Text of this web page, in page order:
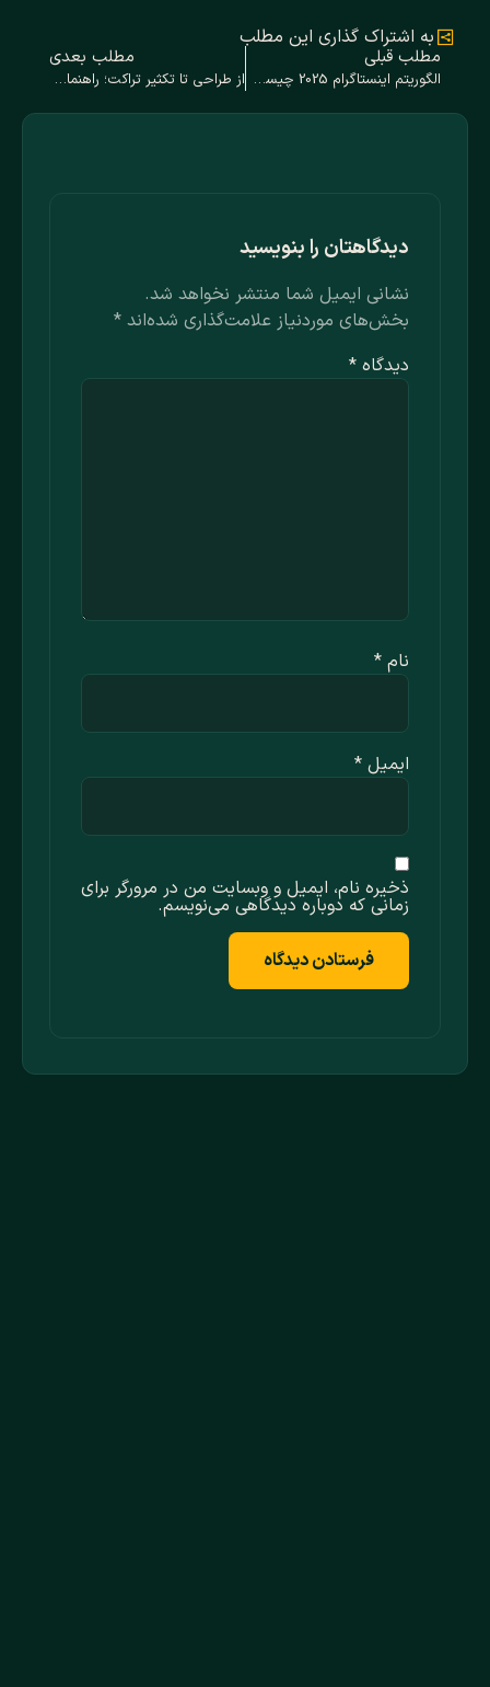
به اشتراک گذاری این مطلب
مطلب قبلی
الگوریتم اینستاگرام 2025 چیست و چگونه محتوای شما را رتبه‌بندی می‌کند؟ [راهنمای کامل]
مطلب بعدی
از طراحی تا تکثیر تراکت؛ راهنمای کامل تبلیغات پربازده برای کسب ‌و کار ها
دیدگاهتان را بنویسید
نشانی ایمیل شما منتشر نخواهد شد.
بخش‌های موردنیاز علامت‌گذاری شده‌اند *
دیدگاه *
نام *
ایمیل *
ذخیره نام، ایمیل و وبسایت من در مرورگر برای
زمانی که دوباره دیدگاهی می‌نویسم.